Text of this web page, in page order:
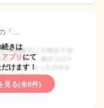
「…
続きは
プリ にて
けます！
見る(全8件)